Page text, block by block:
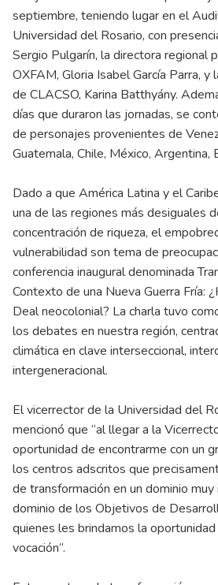
septiembre, teniendo lugar en el
Universidad del Rosario, con
Sergio Pulgarín, la directora regional
OXFAM, Gloria Isabel García Parra, y
de CLACSO, Karina Batthyány.
días que duraron las jornadas, se
de personajes provenientes de
Guatemala, Chile, México, Argentina,
Dado a que América Latina y el
una de las regiones más desiguales
concentración de riqueza, el
vulnerabilidad son tema de
conferencia inaugural denominada
Contexto de una Nueva Guerra Fría:
Deal neocolonial? La charla tuvo
los debates en nuestra región,
climática en clave interseccional,
intergeneracional.
El vicerrector de la Universidad del
mencionó que “al llegar a la
oportunidad de encontrarme con un
los centros adscritos que
de transformación en un dominio
dominio de los Objetivos de
quienes les brindamos la
vocación”.